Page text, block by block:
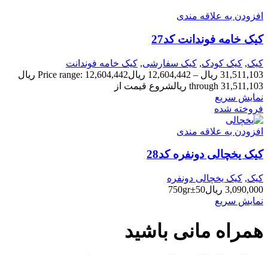
افزودن به علاقه مندی
کیک خامه فوندانت کد27
کیک, کیک کودک, کیک سفارشی, کیک خامه فوندانت
31,511,103 ریال –
12,604,442 ریال
Price range: 12,604,442 ریال
through 31,511,103 ریال
شروع قیمت از
نمایش سریع
فروخته شده
افزودن به علاقه مندی
کیک یخچالی دونفره کد28
کیک, کیک یخچالی دونفره
3,090,000 ریال750gr±50
نمایش سریع
همراه مانی باشید